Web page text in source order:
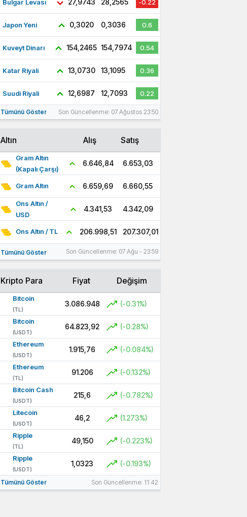
Bulgar Levası 27,9743 28,2565 -0.22
Japon Yeni 0,3020 0,3036 0.6
Kuveyt Dinarı 154,2465 154,7974 0.54
Katar Riyali 13,0730 13,1095 0.36
Suudi Riyali 12,6987 12,7093 0.22
Tümünü Göster Son Güncellenme: 07 Ağustos 23:50
Altın Alış Satış
Gram Altın
(Kapalı Çarşı)
6.646,84 6.653,03
Gram Altın 6.659,69 6.660,55
Ons Altın /
USD
4.341,53 4.342,09
Ons Altın / TL 206.998,51 207.307,01
Tümünü Göster Son Güncellenme: 07 Ağu - 23:59
Kripto Para Fiyat Değişim
Bitcoin
(TL)
3.086.948 (-0.31%)
Bitcoin
(USDT)
64.823,92 (-0.28%)
Ethereum
(USDT)
1.915,76 (-0.084%)
Ethereum
(TL)
91.206 (-0.132%)
Bitcoin Cash
(USDT)
215,6 (-0.782%)
Litecoin
(USDT)
46,2 (1.273%)
Ripple
(TL)
49,150 (-0.223%)
Ripple
(USDT)
1,0323 (-0.193%)
Tümünü Göster Son Güncellenme: 11:42